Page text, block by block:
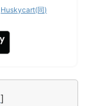
Huskycart(同)
]